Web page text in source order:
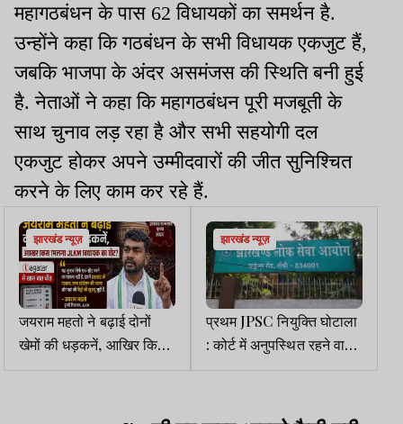
महागठबंधन के पास 62 विधायकों का समर्थन है.
उन्होंने कहा कि गठबंधन के सभी विधायक एकजुट हैं,
जबकि भाजपा के अंदर असमंजस की स्थिति बनी हुई
है. नेताओं ने कहा कि महागठबंधन पूरी मजबूती के
साथ चुनाव लड़ रहा है और सभी सहयोगी दल
एकजुट होकर अपने उम्मीदवारों की जीत सुनिश्चित
करने के लिए काम कर रहे हैं.
झारखंड न्यूज़
जयराम महतो ने बढ़ाई दोनों
खेमों की धड़कनें, आखिर किसे
मिलेगा JLKM विधायक का
झारखंड न्यूज़
प्रथम JPSC नियुक्ति घोटाला
: कोर्ट में अनुपस्थित रहने वाले
30 आरोपियों पर हो सकती है